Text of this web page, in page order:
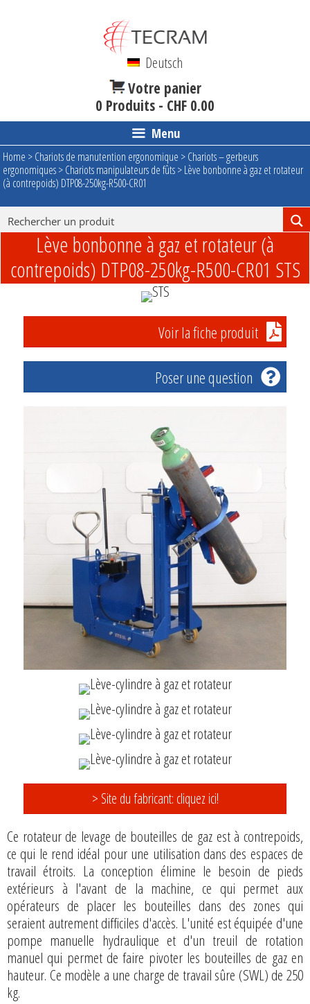
Deutsch
Votre panier
0 Produits - CHF 0.00
Menu
Home >Chariots de manutention ergonomique >Chariots – gerbeurs
ergonomiques>Chariots manipulateurs de fûts>Lève bonbonne à gaz et rotateur
(à contrepoids) DTP08-250kg-R500-CR01
Lève bonbonne à gaz et rotateur (à
contrepoids) DTP08-250kg-R500-CR01 STS
Voir la fiche produit
Poser une question
> Site du fabricant: cliquez ici!
Ce rotateur de levage de bouteilles de gaz est à contrepoids,
ce qui le rend idéal pour une utilisation dans des espaces de
travail étroits. La conception élimine le besoin de pieds
extérieurs à l'avant de la machine, ce qui permet aux
opérateurs de placer les bouteilles dans des zones qui
seraient autrement difficiles d'accès. L'unité est équipée d'une
pompe manuelle hydraulique et d'un treuil de rotation
manuel qui permet de faire pivoter les bouteilles de gaz en
hauteur. Ce modèle a une charge de travail sûre (SWL) de 250
kg.